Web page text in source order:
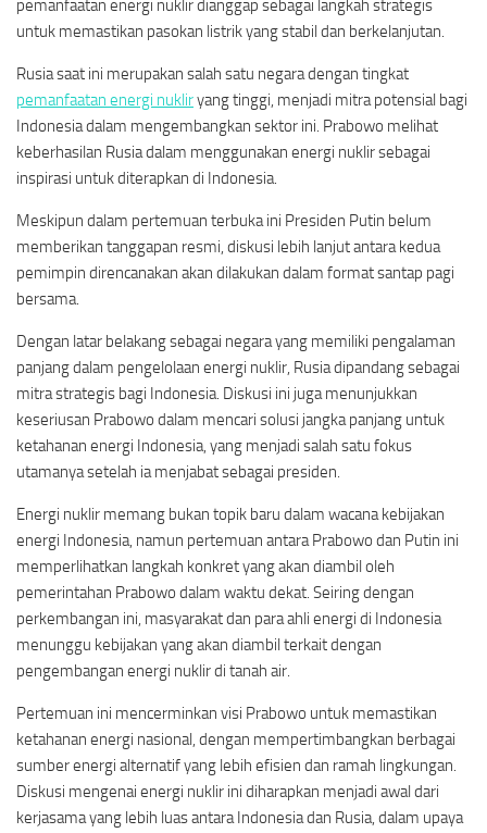
pemanfaatan energi nuklir dianggap sebagai langkah strategis
untuk memastikan pasokan listrik yang stabil dan berkelanjutan.
Rusia saat ini merupakan salah satu negara dengan tingkat
pemanfaatan energi nukliryang tinggi, menjadi mitra potensial bagi
Indonesia dalam mengembangkan sektor ini. Prabowo melihat
keberhasilan Rusia dalam menggunakan energi nuklir sebagai
inspirasi untuk diterapkan di Indonesia.
Meskipun dalam pertemuan terbuka ini Presiden Putin belum
memberikan tanggapan resmi, diskusi lebih lanjut antara kedua
pemimpin direncanakan akan dilakukan dalam format santap pagi
bersama.
Dengan latar belakang sebagai negara yang memiliki pengalaman
panjang dalam pengelolaan energi nuklir, Rusia dipandang sebagai
mitra strategis bagi Indonesia. Diskusi ini juga menunjukkan
keseriusan Prabowo dalam mencari solusi jangka panjang untuk
ketahanan energi Indonesia, yang menjadi salah satu fokus
utamanya setelah ia menjabat sebagai presiden.
Energi nuklir memang bukan topik baru dalam wacana kebijakan
energi Indonesia, namun pertemuan antara Prabowo dan Putin ini
memperlihatkan langkah konkret yang akan diambil oleh
pemerintahan Prabowo dalam waktu dekat. Seiring dengan
perkembangan ini, masyarakat dan para ahli energi di Indonesia
menunggu kebijakan yang akan diambil terkait dengan
pengembangan energi nuklir di tanah air.
Pertemuan ini mencerminkan visi Prabowo untuk memastikan
ketahanan energi nasional, dengan mempertimbangkan berbagai
sumber energi alternatif yang lebih efisien dan ramah lingkungan.
Diskusi mengenai energi nuklir ini diharapkan menjadi awal dari
kerjasama yang lebih luas antara Indonesia dan Rusia, dalam upaya